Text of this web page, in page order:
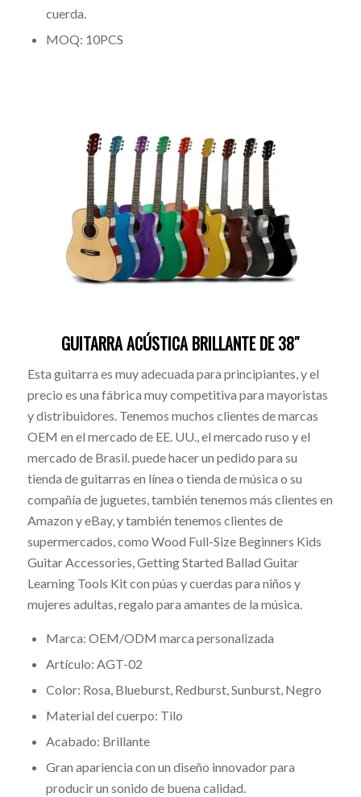
cuerda.
MOQ: 10PCS
GUITARRA ACÚSTICA BRILLANTE DE 38″
Esta guitarra es muy adecuada para principiantes, y el
precio es una fábrica muy competitiva para mayoristas
y distribuidores. Tenemos muchos clientes de marcas
OEM en el mercado de EE. UU., el mercado ruso y el
mercado de Brasil. puede hacer un pedido para su
tienda de guitarras en línea o tienda de música o su
compañía de juguetes, también tenemos más clientes en
Amazon y eBay, y también tenemos clientes de
supermercados, como Wood Full-Size Beginners Kids
Guitar Accessories, Getting Started Ballad Guitar
Learning Tools Kit con púas y cuerdas para niños y
mujeres adultas, regalo para amantes de la música.
Marca: OEM/ODM marca personalizada
Artículo: AGT-02
Color: Rosa, Blueburst, Redburst, Sunburst, Negro
Material del cuerpo: Tilo
Acabado: Brillante
Gran apariencia con un diseño innovador para
producir un sonido de buena calidad.